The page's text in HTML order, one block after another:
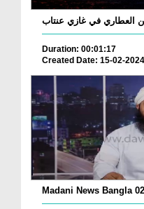
العطاري في غازي عنتاب
Duration: 00:01:17
Created Date: 15-02-2024
Madani News Bangla